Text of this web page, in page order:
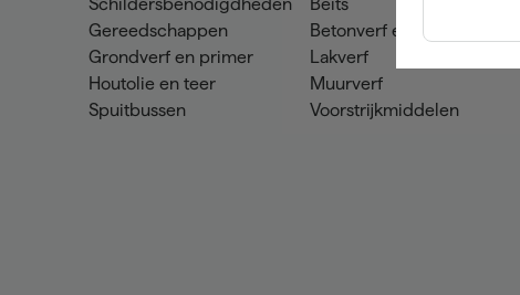
Gereedschappen
Grondverf en primer
Houtolie en teer
Spuitbussen
Betonverf en -coatings
Lakverf
Muurverf
Voorstrijkmiddelen